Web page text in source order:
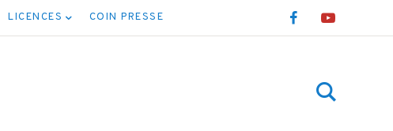
LICENCES COIN PRESSE